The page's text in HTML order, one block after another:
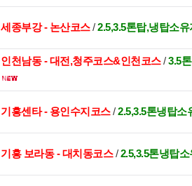
세종부강 - 논산코스/2.5,3.5톤탑,냉탑소유
인천남동 - 대전,청주코스&인천코스/3.5
기흥센타 - 용인수지코스/2.5,3.5톤냉탑소
기흥 보라동 - 대치동코스/2.5,3.5톤냉탑